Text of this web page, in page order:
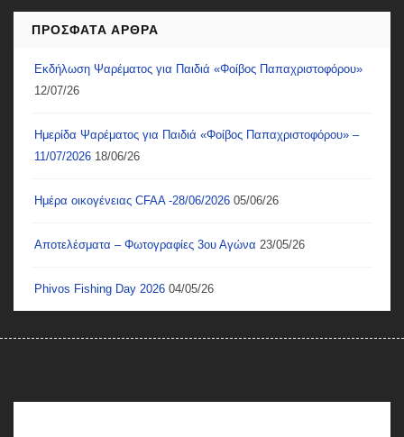
ΠΡΌΣΦΑΤΑ ΆΡΘΡΑ
Εκδήλωση Ψαρέματος για Παιδιά «Φοίβος Παπαχριστοφόρου»
12/07/26
Ημερίδα Ψαρέματος για Παιδιά «Φοίβος Παπαχριστοφόρου» –
11/07/2026 18/06/26
Ημέρα οικογένειας CFAA -28/06/2026 05/06/26
Αποτελέσματα – Φωτογραφίες 3ου Αγώνα 23/05/26
Phivos Fishing Day 2026 04/05/26